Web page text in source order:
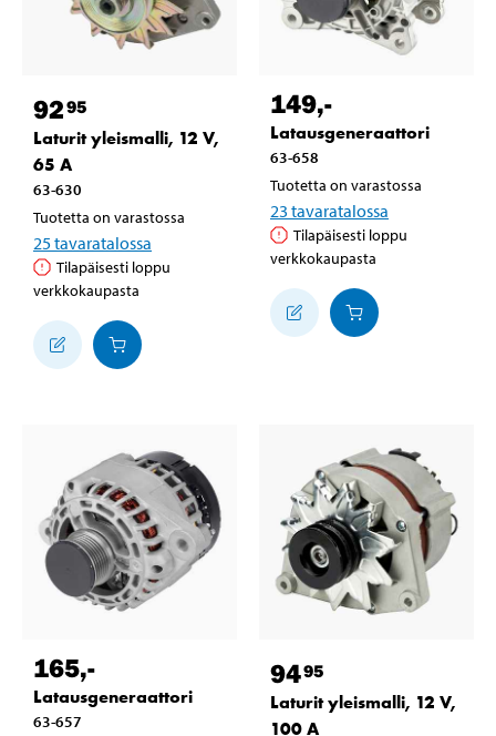
9295
Laturit yleismalli, 12 V,
65 A
63-630
Tuotetta on varastossa
25tavaratalossa
Tilapäisesti loppu
verkkokaupasta
149,-
Latausgeneraattori
63-658
Tuotetta on varastossa
23 tavaratalossa
Tilapäisesti loppu
verkkokaupasta
165,-
Latausgeneraattori
63-657
9495
Laturit yleismalli, 12 V,
100 A